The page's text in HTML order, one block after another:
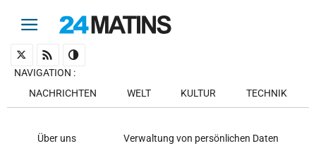
NAVIGATION :
NACHRICHTEN
WELT KULTUR TECHNIK
Über uns Verwaltung von persönlichen Daten